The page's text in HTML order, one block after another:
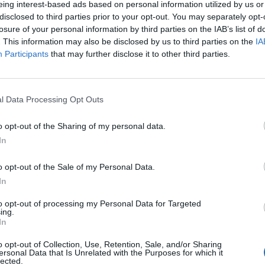
interest-based ads based on personal information utilized by us
to third parties prior to your opt-out. You may separately
of your personal information by third parties on the IAB’s list of
This information may also be disclosed by us to third parties on the
Participants that may further disclose it to other third parties.
Data Processing Opt Outs
opt-out of the Sharing of my personal data.
opt-out of the Sale of my Personal Data.
opt-out of processing my Personal Data for Targeted
opt-out of Collection, Use, Retention, Sale, and/or Sharing
Data that Is Unrelated with the Purposes for which it
, βρέθηκε καλεσμένος , στην
τη μεσημβρίαν”.
για την σοβαρή περιπέτεια υγείας
του για 19 μέρες.
μου το 2015, έχασα το φως μου για
ένα τρομακτικό μικρόβιο που μου
ότι είναι μόνιμο. Ο γιατρός
ότι μου λέει ψέματα για να με